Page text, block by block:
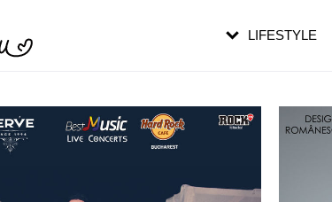
LIFESTYLE
pe măsură ce înaintezi în vârstă